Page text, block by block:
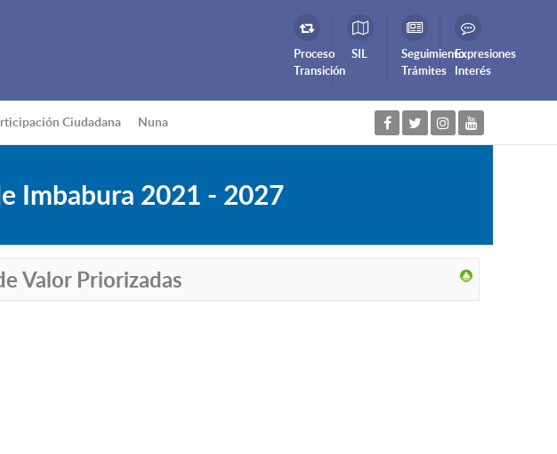
Proceso
Transición
SIL
Seguimiento
Trámites
Expresiones
Interés
Ciudadana Nuna
Imbabura 2021 - 2027
Valor Priorizadas